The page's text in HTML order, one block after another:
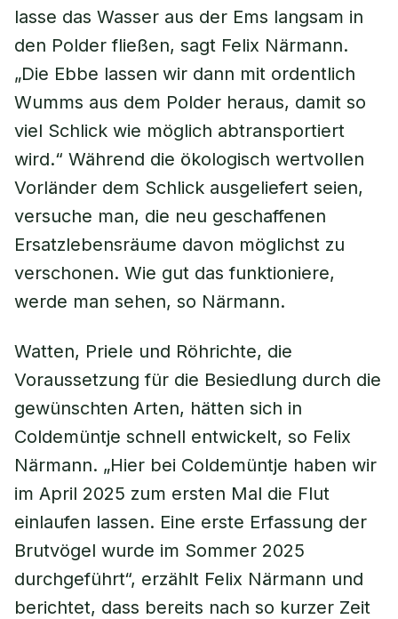
lasse das Wasser aus der Ems langsam in
den Polder fließen, sagt Felix Närmann.
„Die Ebbe lassen wir dann mit ordentlich
Wumms aus dem Polder heraus, damit so
viel Schlick wie möglich abtransportiert
wird.“ Während die ökologisch wertvollen
Vorländer dem Schlick ausgeliefert seien,
versuche man, die neu geschaffenen
Ersatzlebensräume davon möglichst zu
verschonen. Wie gut das funktioniere,
werde man sehen, so Närmann.
Watten, Priele und Röhrichte, die
Voraussetzung für die Besiedlung durch die
gewünschten Arten, hätten sich in
Coldemüntje schnell entwickelt, so Felix
Närmann. „Hier bei Coldemüntje haben wir
im April 2025 zum ersten Mal die Flut
einlaufen lassen. Eine erste Erfassung der
Brutvögel wurde im Sommer 2025
durchgeführt“, erzählt Felix Närmann und
berichtet, dass bereits nach so kurzer Zeit